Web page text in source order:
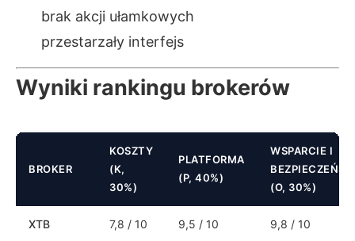
brak akcji ułamkowych
przestarzały interfejs
Wyniki rankingu brokerów
BROKER
KOSZTY
(K,
30%)
PLATFORMA
(P, 40%)
WSPARCIE I
(O, 30%)
XTB 7,8 / 10 9,5 / 10 9,8 / 10